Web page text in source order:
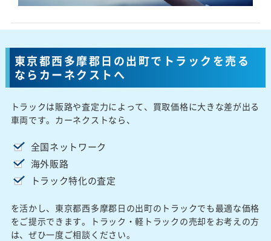
東京都西多摩郡日の出町でトラックを売る
ならカーネクストへ
トラックは販路や査定力によって、買取価格に大きな差が出る
車両です。カーネクストなら、
全国ネットワーク
海外販路
トラック特化の査定
を活かし、東京都西多摩郡日の出町のトラックでも最適な価格
をご提示できます。トラック・軽トラックの売却をお考えの方
は、ぜひ一度ご相談ください。